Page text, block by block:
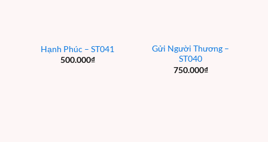
Hạnh Phúc – ST041
500.000₫
Gửi Người Thương –
ST040
750.000₫